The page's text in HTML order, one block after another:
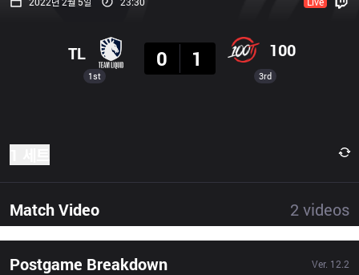
1st
TL
0
1 100
3rd
Match Video 2 videos
Postgame Breakdown Ver. 12.2